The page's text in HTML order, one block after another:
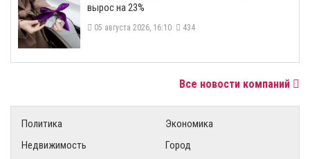
вырос на 23%
05 августа 2026, 16:10 434
Все новости компаний
Политика
Экономика
Недвижимость
Город